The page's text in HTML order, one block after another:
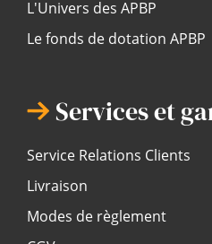
L'Univers des APBP
Le fonds de dotation APBP
Services et
Service Relations Clients
Livraison
Modes de règlement